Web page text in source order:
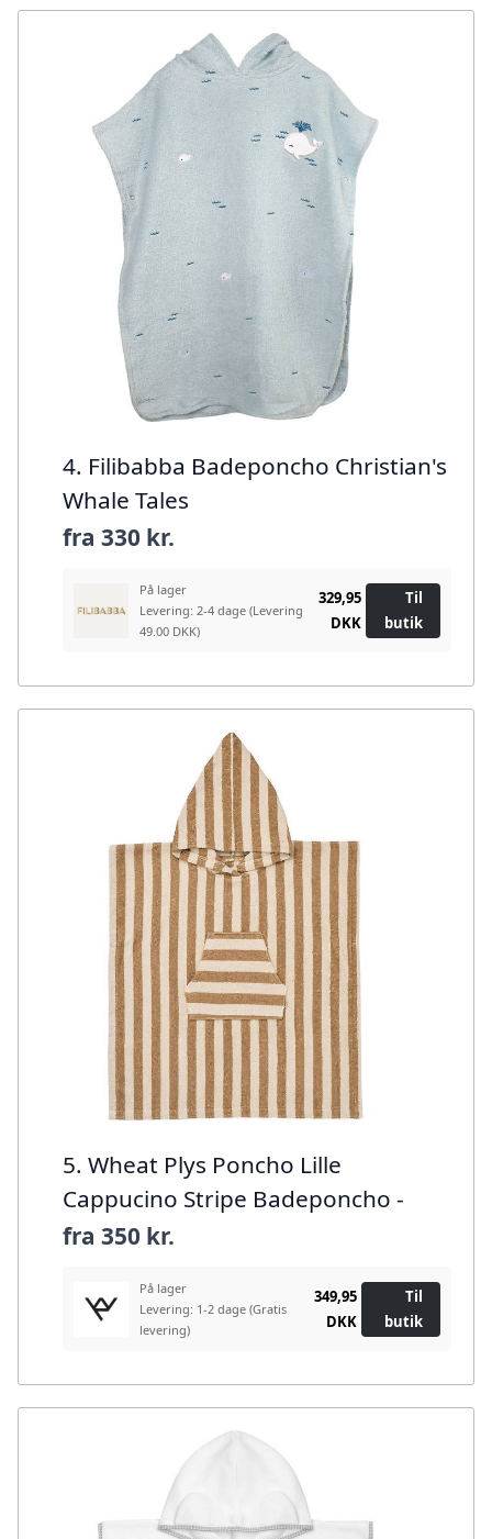
4. Filibabba Badeponcho Christian's
Whale Tales
fra 330 kr.
På lager
Levering: 2-4 dage (Levering
49.00 DKK)
329,95
DKK
Til
butik
5. Wheat Plys Poncho Lille
Cappucino Stripe Badeponcho -
fra 350 kr.
På lager
Levering: 1-2 dage (Gratis
levering)
349,95
DKK
Til
butik